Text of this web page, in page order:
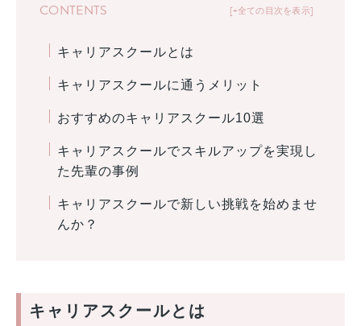
+全ての目次を表示
CONTENTS
キャリアスクールとは
キャリアスクールに通うメリット
おすすめのキャリアスクール10選
キャリアスクールでスキルアップを実現し
た先輩の事例
キャリアスクールで新しい挑戦を始めませ
んか？
キャリアスクールとは